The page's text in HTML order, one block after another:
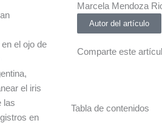
el ojo de
el iris
las
en
Marcela Mendoza
Autor del artículo
Comparte este
Tabla de contenidos